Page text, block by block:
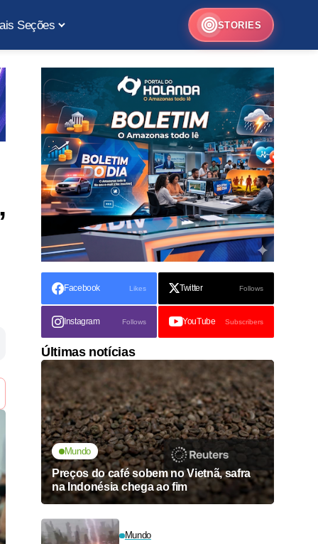
Seções STORIES
Facebook Likes Twitter Follows
Instagram Follows YouTube Subscribers
Últimas notícias
Mundo
Preços do café sobem no Vietnã, safra
na Indonésia chega ao fim
Mundo